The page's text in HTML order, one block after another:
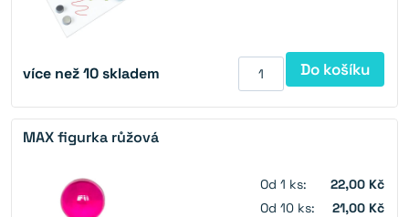
více než 10 skladem Do košíku
MAX figurka růžová
Od 1 ks:
22,00 Kč
Od 10 ks:
21,00 Kč